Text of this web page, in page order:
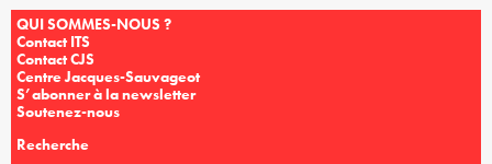
QUI SOMMES-NOUS ?
Contact ITS
Contact CJS
Centre Jacques-Sauvageot
S’abonner à la newsletter
Soutenez-nous
Recherche